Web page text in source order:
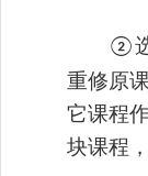
②
重修原
它课程
块课程